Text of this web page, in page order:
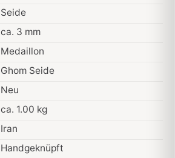
Seide
ca. 3 mm
Medaillon
Ghom Seide
Neu
ca. 1.00 kg
Iran
Handgeknüpft